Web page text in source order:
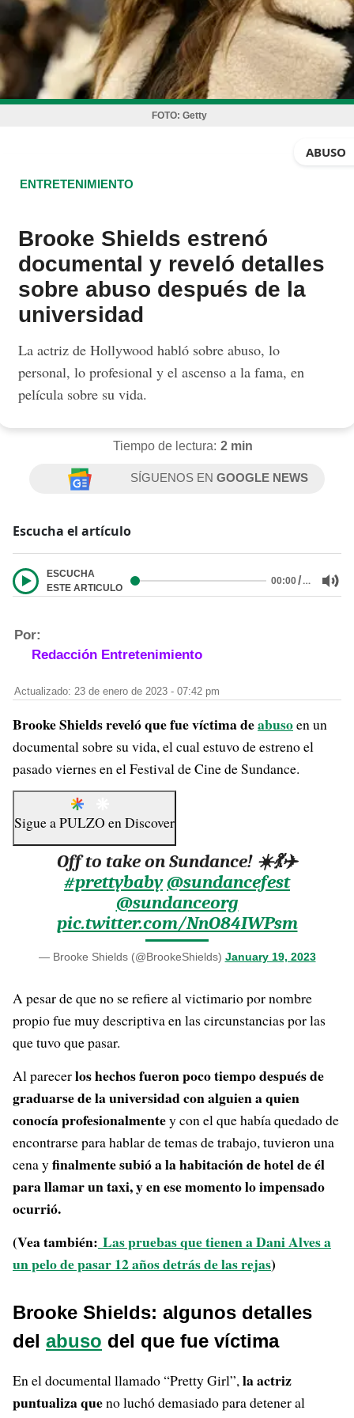
FOTO: Getty
ABUSO
ENTRETENIMIENTO
Brooke Shields estrenó
documental y reveló detalles
sobre abuso después de la
universidad
La actriz de Hollywood habló sobre abuso, lo
personal, lo profesional y el ascenso a la fama, en
película sobre su vida.
Tiempo de lectura: 2 min
SÍGUENOS ENGOOGLE NEWS
Escucha el artículo
ESCUCHA
ESTE ARTICULO
00:00/…
Por:
Redacción Entretenimiento
Actualizado: 23 de enero de 2023 - 07:42 pm
Brooke Shields reveló que fue víctima deabusoen un
documental sobre su vida, el cual estuvo de estreno el
pasado viernes en el Festival de Cine de Sundance.
Sigue aPULZO enDiscover
Off to take on Sundance! ☀️💃✈️
#prettybaby@sundancefest
@sundanceorg
pic.twitter.com/NnO84IWPsm
— Brooke Shields (@BrookeShields) January 19, 2023
A pesar de que no se refiere al victimario por nombre
propio fue muy descriptiva en las circunstancias por las
que tuvo que pasar.
Al parecerlos hechos fueron poco tiempo después de
graduarse de la universidad con alguien a quien
conocía profesionalmentey con el que había quedado de
encontrarse para hablar de temas de trabajo, tuvieron una
cena yfinalmente subió a la habitación de hotel de él
para llamar un taxi, y en ese momento lo impensado
ocurrió.
(Vea también: Las pruebas que tienen a Dani Alves a
un pelo de pasar 12 años detrás de las rejas)
Brooke Shields: algunos detalles
del abuso del que fue víctima
En el documental llamado “Pretty Girl”,la actriz
puntualiza queno luchó demasiado para detener al